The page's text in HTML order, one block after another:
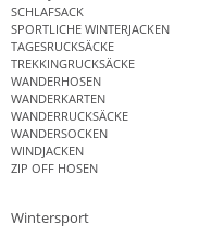
SCHLAFSACK
SPORTLICHE WINTERJACKEN
TAGESRUCKSÄCKE
TREKKINGRUCKSÄCKE
WANDERHOSEN
WANDERKARTEN
WANDERRUCKSÄCKE
WANDERSOCKEN
WINDJACKEN
ZIP OFF HOSEN
Wintersport